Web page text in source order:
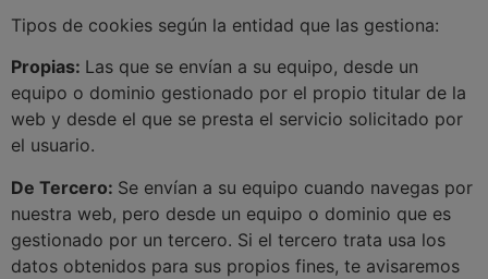
Tipos de cookies según la entidad que las gestiona:
Propias: Las que se envían a su equipo, desde un
equipo o dominio gestionado por el propio titular de la
web y desde el que se presta el servicio solicitado por
el usuario.
De Tercero: Se envían a su equipo cuando navegas por
nuestra web, pero desde un equipo o dominio que es
gestionado por un tercero. Si el tercero trata usa los
datos obtenidos para sus propios fines, te avisaremos